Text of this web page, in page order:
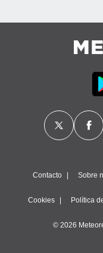
Contacto Sobre
Cookies Política
© 2026